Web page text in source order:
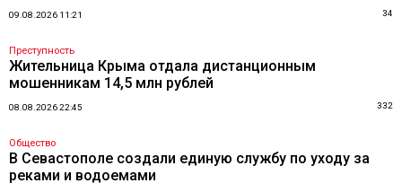
09.08.2026 11:21 34
Преступность
Жительница Крыма отдала дистанционным
мошенникам 14,5 млн рублей
08.08.2026 22:45 332
Общество
В Севастополе создали единую службу по уходу за
реками и водоемами